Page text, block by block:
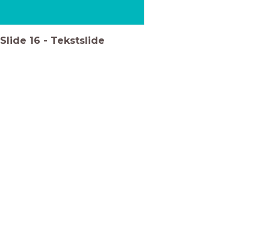
Slide 16 - Tekstslide